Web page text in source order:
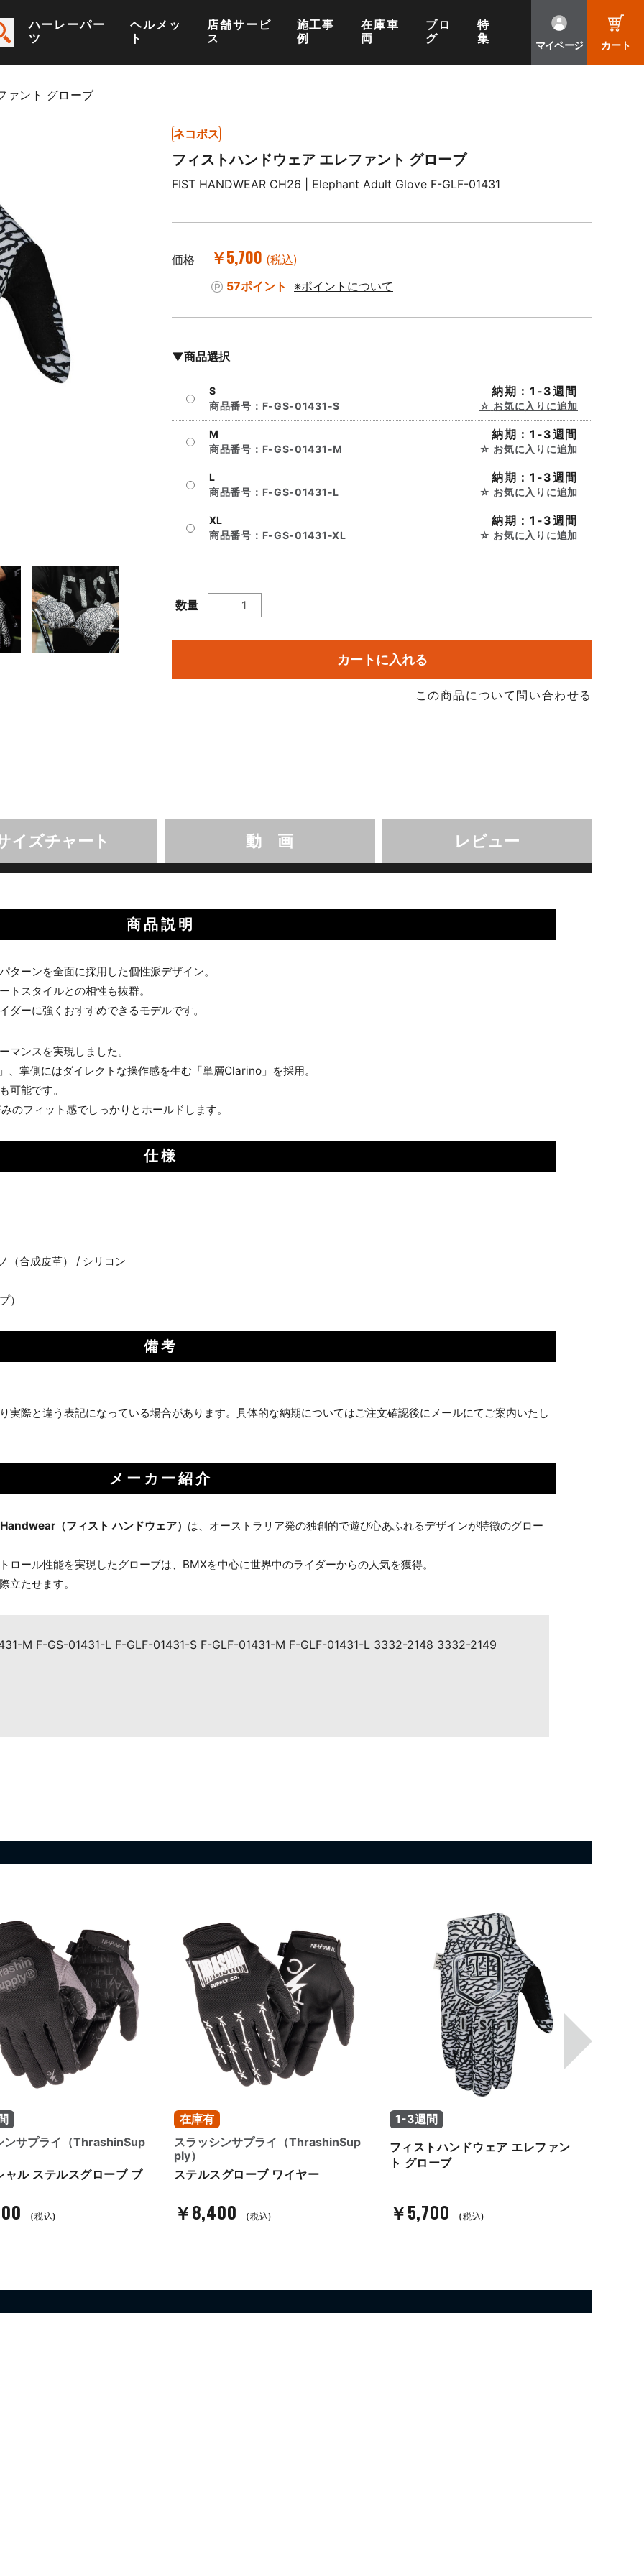
ハーレーパー
ツ
ヘルメッ
ト
店舗サービ
ス
施工事
例
在庫車
両
ブロ
グ
特
集
マイページ カート
ァント グローブ
ネコポス
フィストハンドウェア エレファント グローブ
FIST HANDWEAR CH26 | Elephant Adult Glove F-GLF-01431
価格 ￥5,700 (税込)
57ポイント
※ポイントについて
▼商品選択
S 納期：1-3週間
商品番号： F-GS-01431-S お気に入りに追加
M 納期：1-3週間
商品番号： F-GS-01431-M お気に入りに追加
L 納期：1-3週間
商品番号： F-GS-01431-L お気に入りに追加
XL 納期：1-3週間
商品番号： F-GS-01431-XL お気に入りに追加
数量
カートに入れる
この商品について問い合わせる
イズチャート 動 画 レビュー
商品説明
ーンを全面に採用した個性派デザイン。
トスタイルとの相性も抜群。
ーに強くおすすめできるモデルです。
マンスを実現しました。
掌側にはダイレクトな操作感を生む「単層Clarino」を採用。
可能です。
のフィット感でしっかりとホールドします。
仕様
（合成皮革） / シリコン
）
備考
実際と違う表記になっている場合があります。具体的な納期についてはご注文確認後にメールにてご案内いたし
メーカー紹介
（フィスト ハンドウェア） は、オーストラリア発の独創的で遊び心あふれるデザインが特徴のグロー
ロール性能を実現したグローブは、BMXを中心に世界中のライダーからの人気を獲得。
立たせます。
M F-GS-01431-L F-GLF-01431-S F-GLF-01431-M F-GLF-01431-L 3332-2148 3332-2149
お買い物を続ける カートへ進む
ンサプライ（ThrashinSup
ャル ステルスグローブ ブ
(税込)
在庫有
スラッシンサプライ（ThrashinSup
ply）
ステルスグローブ ワイヤー
￥8,400 (税込)
1-3週間
フィストハンドウェア エレファン
ト グローブ
￥5,700 (税込)